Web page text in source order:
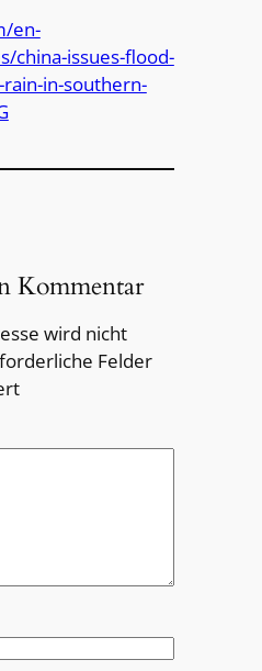
en-
china-issues-flood-
in-southern-
Kommentar
wird nicht
Felder